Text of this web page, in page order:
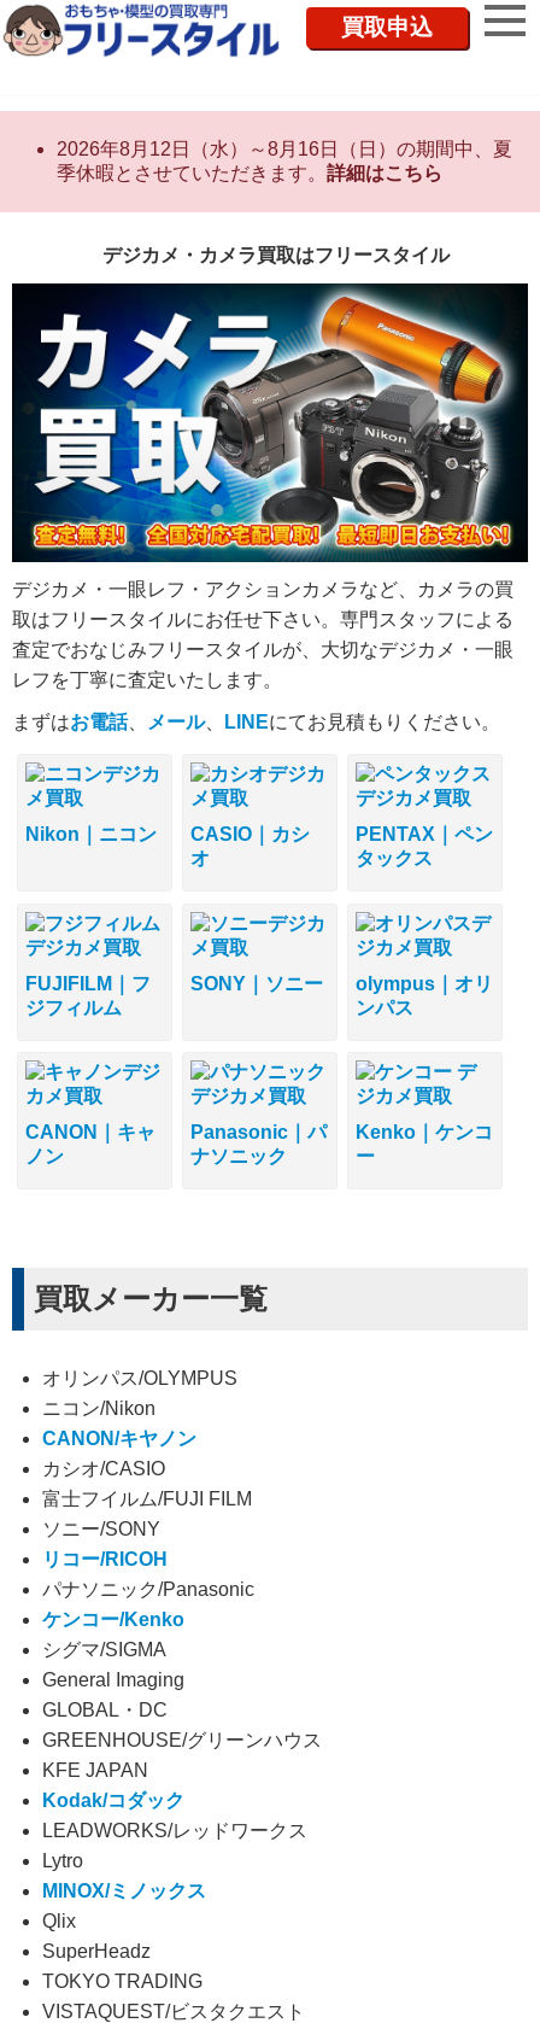
買取申込
2026年8月12日（水）～8月16日（日）の期間中、夏
季休暇とさせていただきます。 詳細はこちら
デジカメ・カメラ買取はフリースタイル
デジカメ・一眼レフ・アクションカメラなど、カメラの買
取はフリースタイルにお任せ下さい。専門スタッフによる
査定でおなじみフリースタイルが、大切なデジカメ・一眼
レフを丁寧に査定いたします。
まずはお電話、 メール、 LINEにてお見積もりください。
Nikon｜ニコン
CASIO｜カシ
オ
PENTAX｜ペン
タックス
FUJIFILM｜フ
ジフィルム
SONY｜ソニー
olympus｜オリ
ンパス
CANON｜キャ
ノン
Panasonic｜パ
ナソニック
Kenko｜ケンコ
ー
買取メーカー一覧
オリンパス/OLYMPUS
ニコン/Nikon
CANON/キヤノン
カシオ/CASIO
富士フイルム/FUJI FILM
ソニー/SONY
リコー/RICOH
パナソニック/Panasonic
ケンコー/Kenko
シグマ/SIGMA
General Imaging
GLOBAL・DC
GREENHOUSE/グリーンハウス
KFE JAPAN
Kodak/コダック
LEADWORKS/レッドワークス
Lytro
MINOX/ミノックス
Qlix
SuperHeadz
TOKYO TRADING
VISTAQUEST/ビスタクエスト